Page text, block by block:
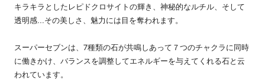
キラキラとしたレピドクロサイトの輝き、神秘的なルチル、そして
透明感…その美しさ、魅力には目を奪われます。
スーパーセブンは、7種類の石が共鳴しあって７つのチャクラに同時
に働きかけ、バランスを調整してエネルギーを与えてくれる石と云
われています。